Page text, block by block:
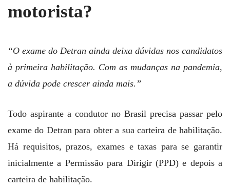
motorista?
“O exame do Detran ainda deixa dúvidas nos candidatos
à primeira habilitação. Com as mudanças na pandemia,
a dúvida pode crescer ainda mais.”
Todo aspirante a condutor no Brasil precisa passar pelo
exame do Detran para obter a sua carteira de habilitação.
Há requisitos, prazos, exames e taxas para se garantir
inicialmente a Permissão para Dirigir (PPD) e depois a
carteira de habilitação.